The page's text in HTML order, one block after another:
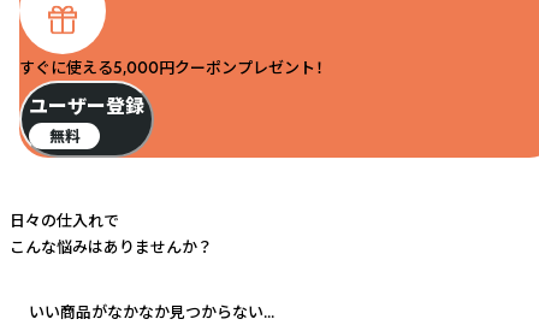
すぐに使える5,000円クーポンプレゼント！
ユーザー登録
無料
日々の仕入れで
こんな悩みはありませんか？
いい商品がなかなか見つからない...